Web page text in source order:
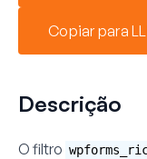
Copiar para
Descrição
O filtro